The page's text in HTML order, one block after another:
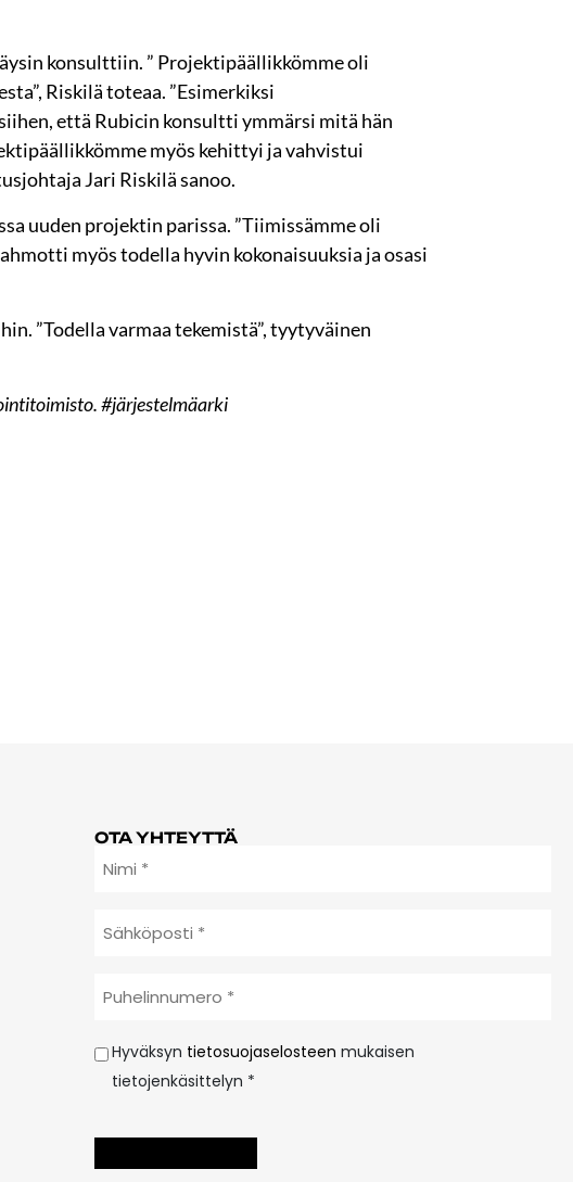
konsulttiin. ” Projektipäällikkömme oli
Riskilä toteaa. ”Esimerkiksi
että Rubicin konsultti ymmärsi mitä hän
myös kehittyi ja vahvistui
Jari Riskilä sanoo.
uuden projektin parissa. ”Tiimissämme oli
myös todella hyvin kokonaisuuksia ja osasi
”Todella varmaa tekemistä”, tyytyväinen
#järjestelmäarki
OTA YHTEYTTÄ
Sähköposti *
Puhelinnumero
Hyväksyn
tietosuojaselosteen
tietojenkäsittelyn*
Hyväksyn tietosuojaselosteen mukaisen
tietojenkäsittelyn *